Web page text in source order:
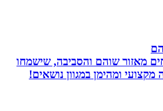
מאזור שוהם והסביבה, שישמחו
ומהימן במגוון נושאים!